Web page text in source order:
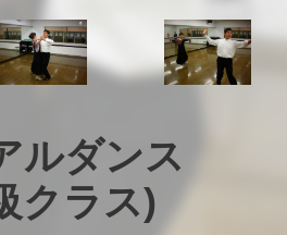
ルダンス
クラス)